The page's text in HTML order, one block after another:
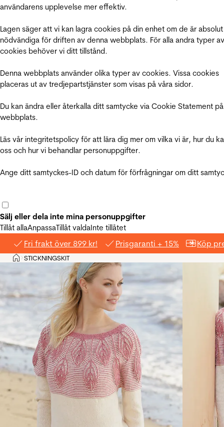
användarens upplevelse mer effektiv.
Lagen säger att vi kan lagra cookies på din enhet om de är absolut
nödvändiga för driften av denna webbplats. För alla andra typer av
cookies behöver vi ditt tillstånd.
Denna webbplats använder olika typer av cookies. Vissa cookies
placeras ut av tredjepartstjänster som visas på våra sidor.
Du kan ändra eller återkalla ditt samtycke via Cookie Statement
webbplats.
Läs vår integritetspolicy för att lära dig mer om vilka vi är, hur du
oss och hur vi behandlar personuppgifter.
Ange ditt samtyckes-ID och datum för förfrågningar om ditt
Sälj eller dela inte mina personuppgifter
Tillåt allaAnpassaTillåt valdaInte tillåtet
Fri frakt över 899 kr! Prisgaranti + 15% Köp
Hem
>STICKNINGSKIT